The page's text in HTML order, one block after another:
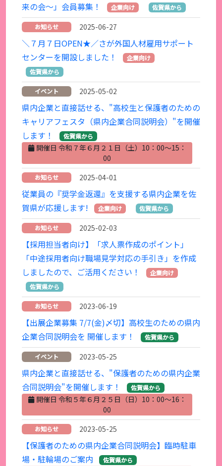
来の会～」会員募集！
企業向け 佐賀県から
お知らせ 2025-06-27
＼７月７日OPEN★／さが外国人材雇用サポート
センターを開設しました！
企業向け
佐賀県から
イベント 2025-05-02
県内企業と直接話せる、"高校生と保護者のための
キャリアフェスタ（県内企業合同説明会）"を開催
します！
佐賀県から
開催日 令和７年６月２１日（土）10：00～15：
00
お知らせ 2025-04-01
従業員の『奨学金返還』を支援する県内企業を佐
賀県が応援します!
企業向け 佐賀県から
お知らせ 2025-02-03
【採用担当者向け】「求人票作成のポイント」
「中途採用者向け職場見学対応の手引き」を作成
しましたので、ご活用ください！
企業向け
佐賀県から
お知らせ 2023-06-19
【出展企業募集 7/7(金)〆切】高校生のための県内
企業合同説明会を 開催します！
佐賀県から
イベント 2023-05-25
県内企業と直接話せる、"保護者のための県内企業
合同説明会"を開催します！
佐賀県から
開催日 令和５年６月２５日（日）10：00～16：
00
お知らせ 2023-05-25
【保護者のための県内企業合同説明会】臨時駐車
場・駐輪場のご案内
佐賀県から